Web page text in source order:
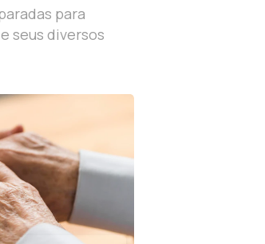
para
seus diversos